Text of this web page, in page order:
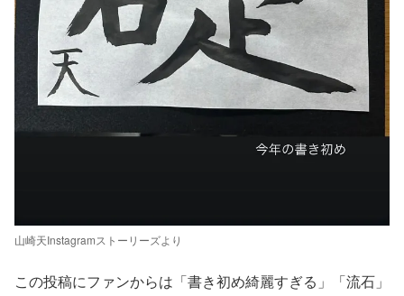
山崎天Instagramストーリーズより
この投稿にファンからは「書き初め綺麗すぎる」「流石」